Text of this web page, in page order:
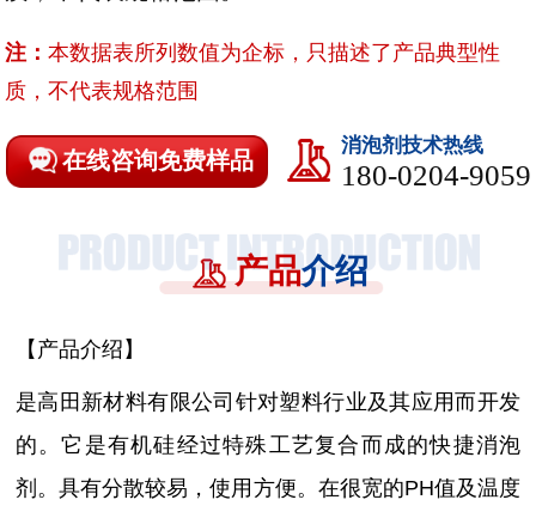
注：本数据表所列数值为企标，只描述了产品典型性
质，不代表规格范围
在线咨询免费样品
消泡剂技术热线
180-0204-9059
产品介绍
【产品介绍】
是高田新材料有限公司针对塑料行业及其应用而开发
的。它是有机硅经过特殊工艺复合而成的快捷消泡
剂。具有分散较易，使用方便。在很宽的PH值及温度